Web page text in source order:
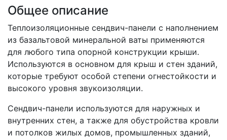
Общее описание
Теплоизоляционные сендвич-панели с наполнением
из базальтовой минеральной ваты применяются
для любого типа опорной конструкции крыши.
Используются в основном для крыш и стен зданий,
которые требуют особой степени огнестойкости и
высокого уровня звукоизоляции.
Сендвич-панели используются для наружных и
внутренних стен, а также для обустройства кровли
и потолков жилых домов, промышленных зданий,